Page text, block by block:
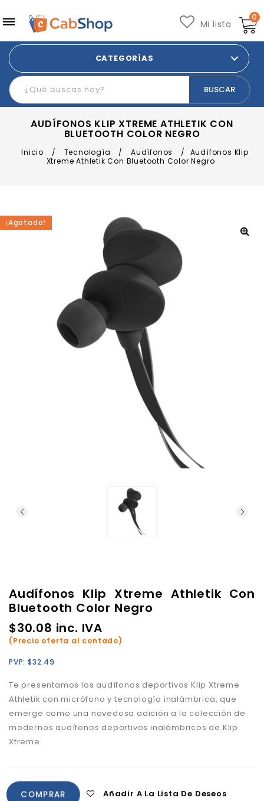
0
Mi lista
CATEGORÍAS
AUDÍFONOS KLIP XTREME ATHLETIK CON
BLUETOOTH COLOR NEGRO
Inicio / Tecnología / Audífonos /
Audífonos Klip
Xtreme Athletik Con Bluetooth Color Negro
¡Agotado!
Audífonos Klip Xtreme Athletik Con
Bluetooth Color Negro
$30.08 inc. IVA
(Precio oferta al contado)
PVP: $32.49
Te presentamos los audífonos deportivos Klip Xtreme
Athletik con micrófono y tecnología inalámbrica, que
emerge como una novedosa adición a la colección de
modernos audífonos deportivos inalámbricos de Klip
Xtreme.
COMPRAR Añadir A La Lista De Deseos